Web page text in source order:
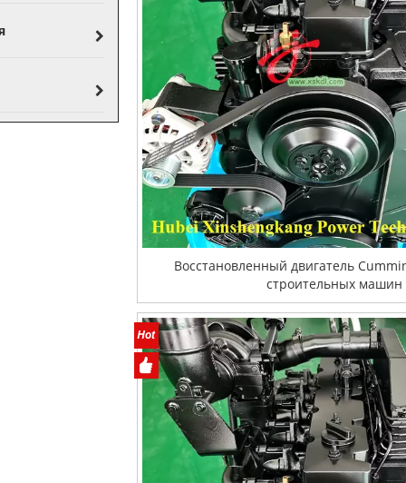
Восстановленный двигатель
строительных машин